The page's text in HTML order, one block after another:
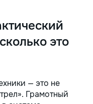
это
— это не
Грамотный